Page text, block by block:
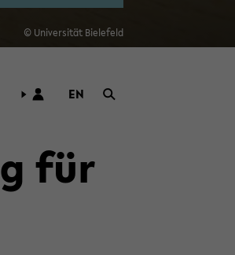
EN
ZUR
SCHEN
SPRA­
© Uni­ver­si­tät Bie­le­feld
für